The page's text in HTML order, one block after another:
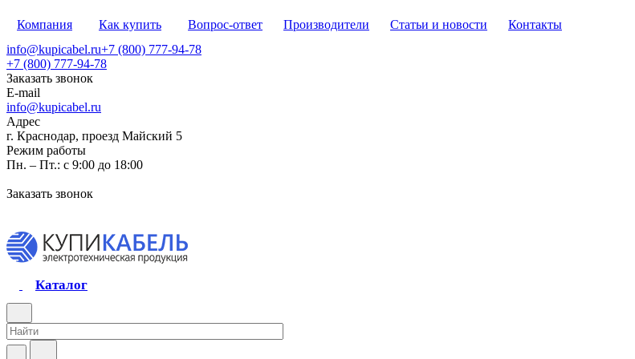
Компания Как купить Вопрос-ответ Производители Статьи и новости
Контакты
info@kupicabel.ru+7 (800) 777-94-78
+7 (800) 777-94-78
Заказать звонок
E-mail
info@kupicabel.ru
Адрес
г. Краснодар, проезд Майский 5
Режим работы
Пн. – Пт.: с 9:00 до 18:00
Заказать звонок
Каталог